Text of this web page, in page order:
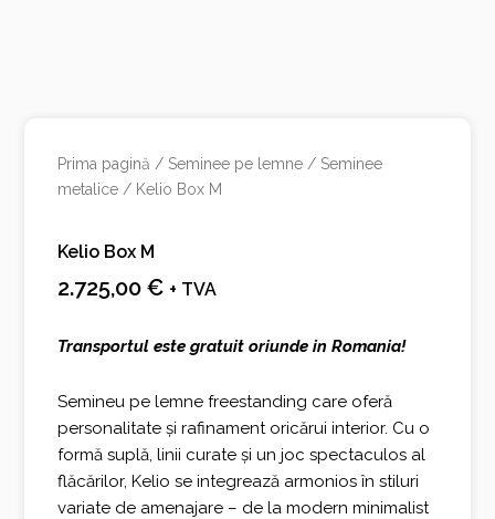
Prima pagină / Seminee pe lemne / Seminee
metalice / Kelio Box M
Kelio Box M
2.725,00€ + TVA
Transportul este gratuit oriunde in Romania!
Semineu pe lemne freestanding care oferă
personalitate și rafinament oricărui interior. Cu o
formă suplă, linii curate și un joc spectaculos al
flăcărilor, Kelio se integrează armonios în stiluri
variate de amenajare – de la modern minimalist